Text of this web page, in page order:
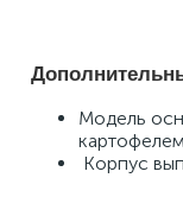
Модель
Корпус